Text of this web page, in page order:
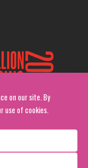
on our site. By
use of cookies.